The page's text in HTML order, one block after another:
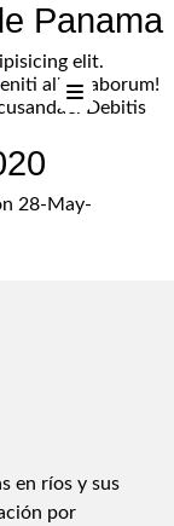
Panama
elit.
alias laborum!
Debitis
28-May-
en ríos y sus
por